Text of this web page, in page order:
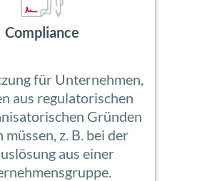
Compliance
für Unternehmen,
aus regulatorischen
Gründen
müssen, z. B. bei der
aus einer